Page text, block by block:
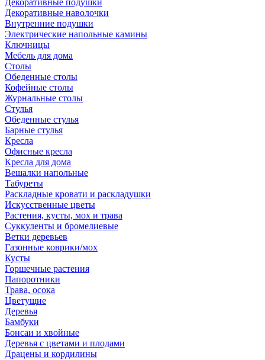
Декоративные подушки
Декоративные наволочки
Внутренние подушки
Электрические напольные камины
Ключницы
Мебель для дома
Столы
Обеденные столы
Кофейные столы
Журнальные столы
Стулья
Обеденные стулья
Барные стулья
Кресла
Офисные кресла
Кресла для дома
Вешалки напольные
Табуреты
Раскладные кровати и раскладушки
Искусственные цветы
Растения, кусты, мох и трава
Суккуленты и бромелиевые
Ветки деревьев
Газонные коврики/мох
Кусты
Горшечные растения
Папоротники
Трава, осока
Цветущие
Деревья
Бамбуки
Бонсаи и хвойные
Деревья с цветами и плодами
Драцены и кордилины